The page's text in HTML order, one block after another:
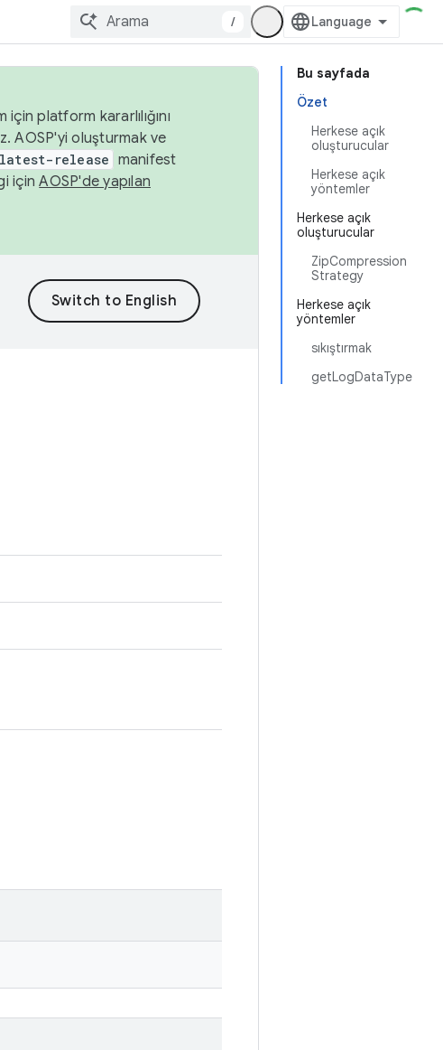
/
Bu sayfada
Özet
Herkese açık
oluşturucular
Herkese açık
yöntemler
Herkese açık
oluşturucular
ZipCompression
Strategy
Herkese açık
yöntemler
sıkıştırmak
getLogDataType
platform kararlılığını
AOSP'yi oluşturmak ve
release manifest
içinAOSP'de yapılan